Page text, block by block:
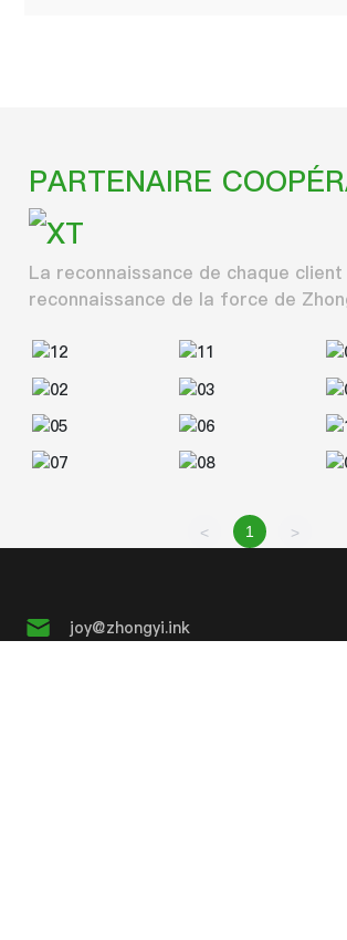
PARTENAIRE
La reconnaissance de chaque
reconnaissance de la force de
< 1 >
joy@zhongyi.ink